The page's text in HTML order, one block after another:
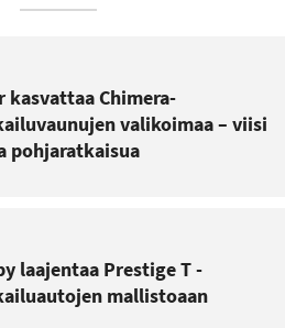
kasvattaa Chimera-
valikoimaa – viisi
pohjaratkaisua
laajentaa Prestige T -
mallistoaan